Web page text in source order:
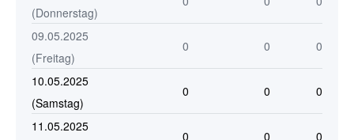
(Donnerstag)
09.05.2025
(Freitag)
0 0 0
10.05.2025
(Samstag)
0 0 0
11.05.2025
0 0 0